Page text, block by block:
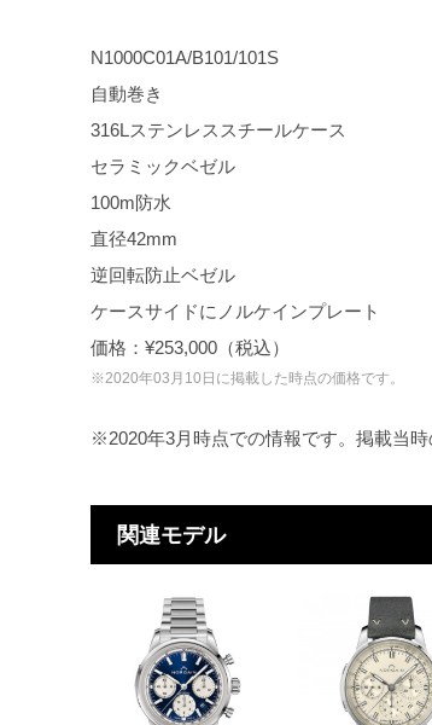
N1000C01A/B101/101S
自動巻き
316Lステンレススチールケース
セラミックベゼル
100m防水
直径42mm
逆回転防止ベゼル
ケースサイドにノルケインプレート
価格：¥253,000（税込）
※2020年03月10日に掲載した時点の価格です。
※2020年3月時点での情報です。掲載当
関連モデル